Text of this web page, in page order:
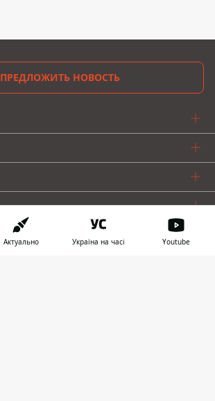
ПРЕДЛОЖИТЬ НОВОСТЬ
Актуально Україна на часі Youtube